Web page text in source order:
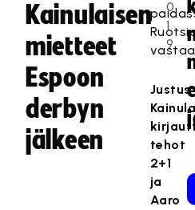
Kainulaisen
mietteet
Espoon
derbyn
jälkeen
0
1
9
Justus
tehot
2+1
ja
Aaro